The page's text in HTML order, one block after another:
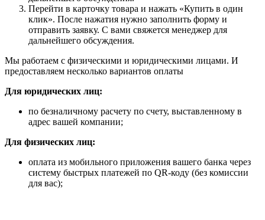
Перейти в карточку товара и нажать «Купить в один
клик». После нажатия нужно заполнить форму и
отправить заявку. С вами свяжется менеджер для
дальнейшего обсуждения.
Мы работаем с физическими и юридическими лицами. И
предоставляем несколько вариантов оплаты
Для юридических лиц:
по безналичному расчету по счету, выставленному в
адрес вашей компании;
Для физических лиц:
оплата из мобильного приложения вашего банка через
систему быстрых платежей по QR-коду (без комиссии
для вас);